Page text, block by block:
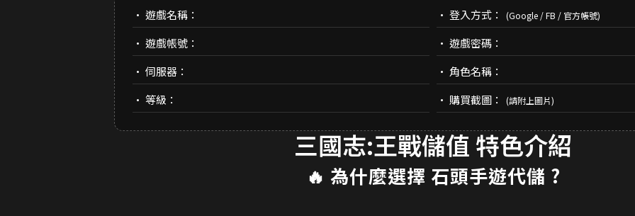
• 遊戲名稱： • 登入方式： (Google / FB / 官方帳號)
• 遊戲帳號：
• 遊戲密碼：
• 伺服器：
• 角色名稱：
• 等級：
• 購買截圖： (請附上圖片)
三國志:王戰儲值 特色介紹
🔥 為什麼選擇 石頭手遊代儲 ?